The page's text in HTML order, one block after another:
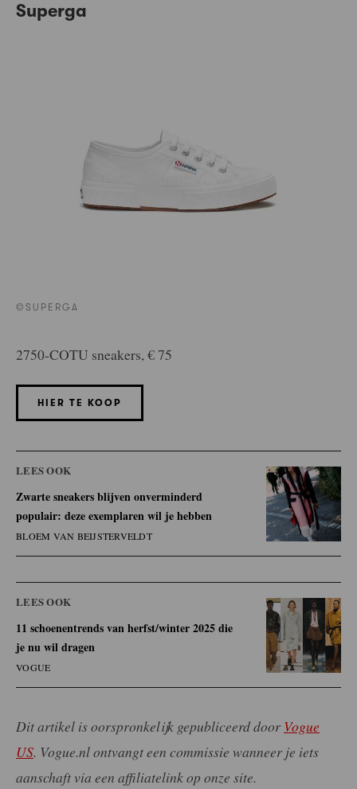
Superga
©SUPERGA
2750-COTU sneakers, € 75
HIER TE KOOP
LEES OOK
Zwarte sneakers blijven onverminderd
populair: deze exemplaren wil je hebben
BLOEM VAN BEIJSTERVELDT
LEES OOK
11 schoenentrends van herfst/winter 2025 die
je nu wil dragen
VOGUE
Dit artikel is oorspronkelijk gepubliceerd door Vogue
US. Vogue.nl ontvangt een commissie wanneer je iets
aanschaft via een affiliatelink op onze site.